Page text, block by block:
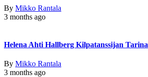
By Mikko Rantala
3 months ago
Helena Ahti Hallberg Kilpatanssijan Tarina
By Mikko Rantala
3 months ago